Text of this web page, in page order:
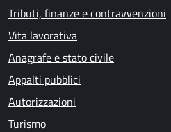
Tributi, finanze e contravvenzioni
Vita lavorativa
Anagrafe e stato civile
Appalti pubblici
Autorizzazioni
Turismo